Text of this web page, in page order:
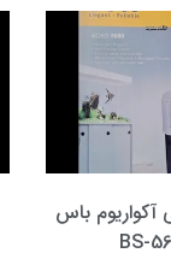
آکواریوم باس
BS-